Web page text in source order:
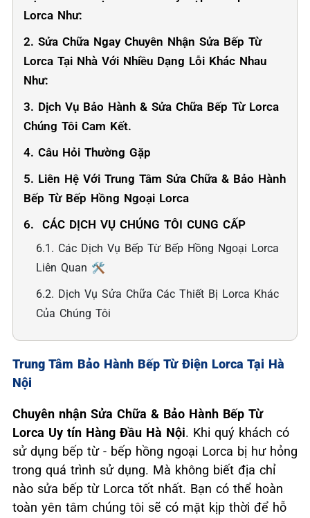
Lorca Như:
2. Sửa Chữa Ngay Chuyên Nhận Sửa Bếp Từ
Lorca Tại Nhà Với Nhiều Dạng Lỗi Khác Nhau
Như:
3. Dịch Vụ Bảo Hành & Sửa Chữa Bếp Từ Lorca
Chúng Tôi Cam Kết.
4. Câu Hỏi Thường Gặp
5. Liên Hệ Với Trung Tâm Sửa Chữa & Bảo Hành
Bếp Từ Bếp Hồng Ngoại Lorca
6. ️ CÁC DỊCH VỤ CHÚNG TÔI CUNG CẤP
6.1. Các Dịch Vụ Bếp Từ Bếp Hồng Ngoại Lorca
Liên Quan 🛠️
6.2. Dịch Vụ Sửa Chữa Các Thiết Bị Lorca Khác
Của Chúng Tôi
Trung Tâm Bảo Hành Bếp Từ Điện Lorca Tại Hà
Nội
Chuyên nhận Sửa Chữa & Bảo Hành Bếp Từ
Lorca Uy tín Hàng Đầu Hà Nội. Khi quý khách có
sử dụng bếp từ - bếp hồng ngoại Lorca bị hư hỏng
trong quá trình sử dụng. Mà không biết địa chỉ
nào sửa bếp từ Lorca tốt nhất. Bạn có thể hoàn
toàn yên tâm chúng tôi sẽ có mặt kịp thời để hỗ